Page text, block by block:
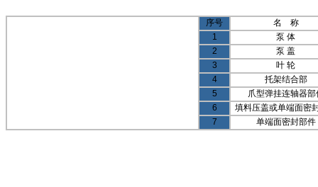
序号 名
称
1
泵 体
2
泵 盖
3
叶 轮
4
托架结合部
5
爪型弹挂连轴器部
6
填料压盖或单端面密
7
单端面密封部件